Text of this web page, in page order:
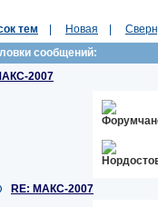
тем Новая
сообщений:
2007
RE: МАКС-2007